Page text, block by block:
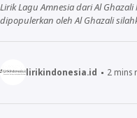
NELA KARISMA
Lirik Lagu Amnesia dari Al
dipopulerkan oleh Al Ghazali
lirikindonesia.id 2mins